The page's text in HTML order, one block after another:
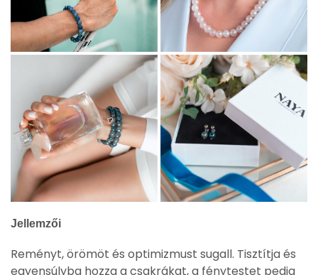
Jellemzői
Reményt, örömöt és optimizmust sugall. Tisztítja és
egyensúlyba hozza a csakrákat, a fénytestet pedig